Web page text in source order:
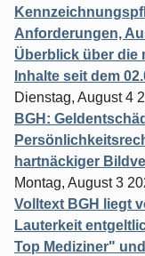
Anforderungen,
Überblick über die
Inhalte seit dem
Dienstag, August 4
BGH:
hartnäckiger
Montag, August 3
Volltext BGH liegt
Lauterkeit
Top Mediziner"